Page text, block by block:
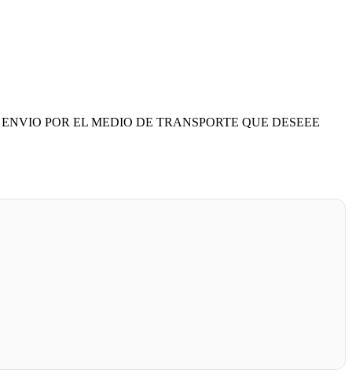
POR EL MEDIO DE TRANSPORTE QUE DESEEE